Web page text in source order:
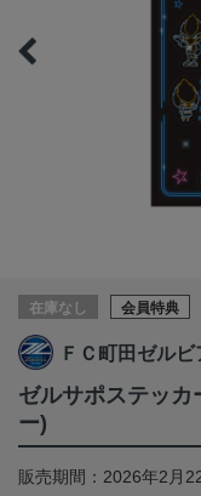
在庫なし 会員特典
ＦＣ町田ゼルビ
ゼルサポステッ
ー)
販売期間：2026年2月